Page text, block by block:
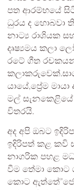
පත ආරම්භයේ සිටි
ධුරය ද හොබවා
නාට්‍ය රාශියක
දෘෂ්‍යමය කලා
රටේ ගීත
යායේ,ප්‍රේම
මල්
විතරයි.
අද අපි ඔබට
ඉදිරිපත් කළ කවි
නාගරික පහළ
වීම තේමා කොට
කොට